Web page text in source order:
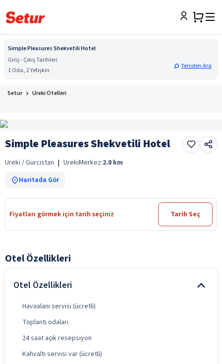
Simple Pleasures Shekvetili Hotel
Giriş - Çıkış Tarihleri
1 Oda, 2 Yetişkin
Yeniden Ara
Setur Ureki Otelleri
Simple Pleasures Shekvetili Hotel
Ureki / Gürcistan | UrekiMerkez:2.8 km
Haritada Gör
Fiyatları görmek için tarih seçiniz Tarih Seç
Otel Özellikleri
Otel Özellikleri
Havaalanı servisi (ücretli)
Toplantı odaları
24 saat açık resepsiyon
Kahvaltı servisi var (ücretli)